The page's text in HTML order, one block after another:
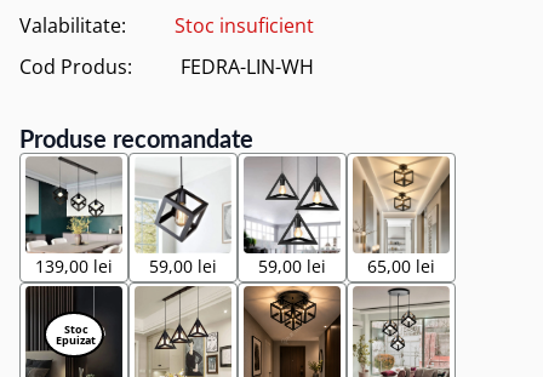
Valabilitate:
Stoc insuficient
Cod Produs:
FEDRA-LIN-WH
Produse recomandate
139,00 lei 59,00 lei 59,00 lei 65,00 lei